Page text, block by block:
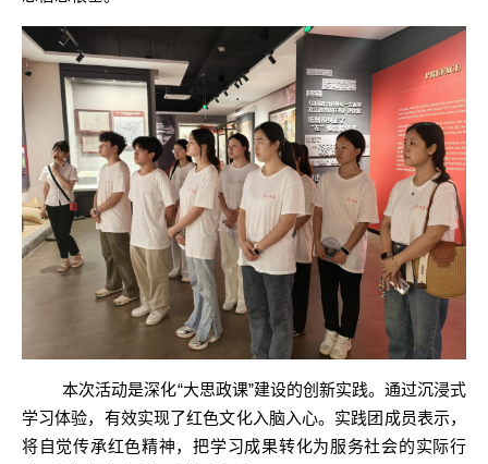
本次活动是深化“大思政课”建设的创新实践。通过沉浸式
学习体验，有效实现了红色文化入脑入心。实践团成员表示，
将自觉传承红色精神，把学习成果转化为服务社会的实际行